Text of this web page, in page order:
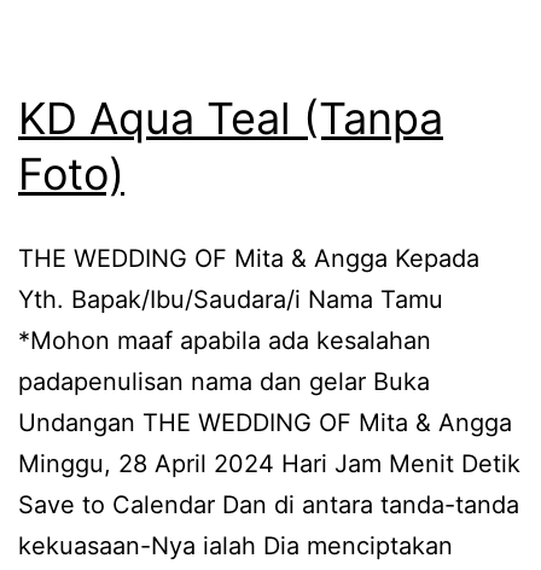
KD Aqua Teal (Tanpa
Foto)
THE WEDDING OF Mita & Angga Kepada
Yth. Bapak/Ibu/Saudara/i Nama Tamu
*Mohon maaf apabila ada kesalahan
padapenulisan nama dan gelar Buka
Undangan THE WEDDING OF Mita & Angga
Minggu, 28 April 2024 Hari Jam Menit Detik
Save to Calendar Dan di antara tanda-tanda
kekuasaan-Nya ialah Dia menciptakan